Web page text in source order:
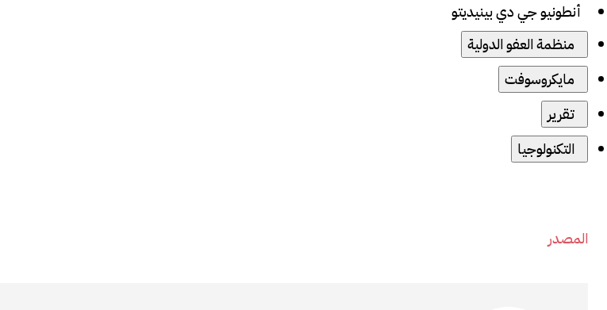
أنطونيو جي دي بينيديتو
منظمة العفو الدولية
مايكروسوفت
تقرير
التكنولوجيا
المصدر